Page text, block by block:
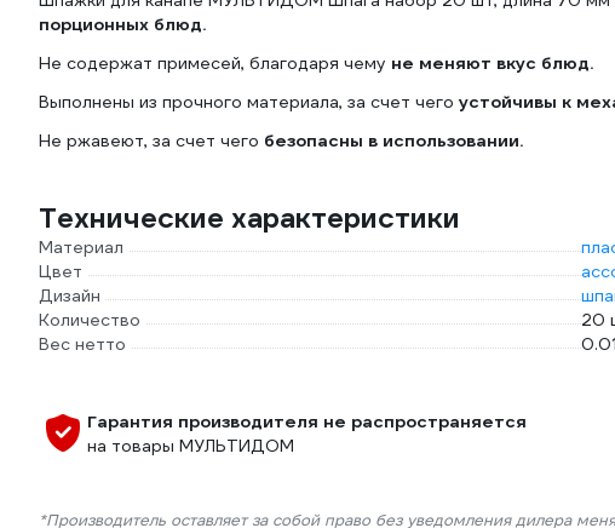
порционных блюд.
Не содержат примесей, благодаря чему не меняют вкус блюд.
Выполнены из прочного материала, за счет чего устойчивы к
Не ржавеют, за счет чего безопасны в использовании.
Технические характеристики
Материал
Цвет
Дизайн
Количество
20
Вес нетто
Гарантия производителя не распространяется
на товары МУЛЬТИДОМ
*Производитель оставляет за собой право без уведомления дилера